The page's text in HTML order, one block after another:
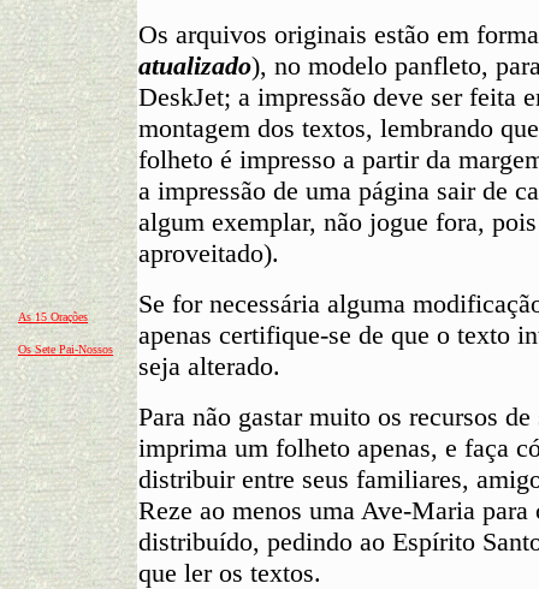
As 15 Orações
Os Sete Pai-Nossos
Os arquivos originais estão em
atualizado), no modelo panfleto,
DeskJet; a impressão deve ser feita
montagem dos textos, lembrando
folheto é impresso a partir da
a impressão de uma página sair de
algum exemplar, não jogue fora,
aproveitado).
Se for necessária alguma
apenas certifique-se de que o texto
seja alterado.
Para não gastar muito os recursos
imprima um folheto apenas, e faça
distribuir entre seus familiares,
Reze ao menos uma Ave-Maria para
distribuído, pedindo ao Espírito
que ler os textos.